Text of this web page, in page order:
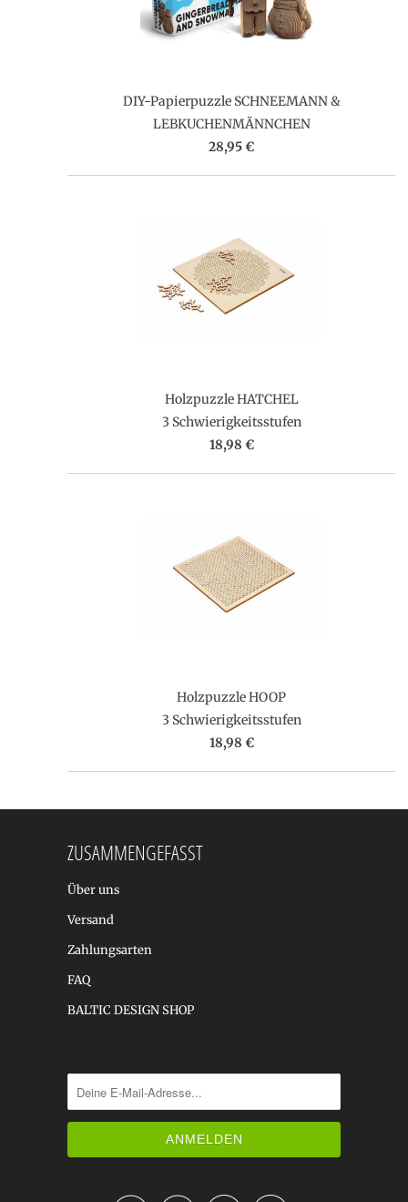
DIY-Papierpuzzle SCHNEEMANN &
LEBKUCHENMÄNNCHEN
28,95 €
Holzpuzzle HATCHEL
3 Schwierigkeitsstufen
18,98 €
Holzpuzzle HOOP
3 Schwierigkeitsstufen
18,98 €
ZUSAMMENGEFASST
Über uns
Versand
Zahlungsarten
FAQ
BALTIC DESIGN SHOP